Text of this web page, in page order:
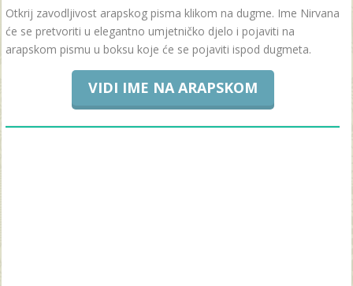
Otkrij zavodljivost arapskog pisma klikom na dugme. Ime Nirvana
će se pretvoriti u elegantno umjetničko djelo i pojaviti na
arapskom pismu u boksu koje će se pojaviti ispod dugmeta.
VIDI IME NA ARAPSKOM